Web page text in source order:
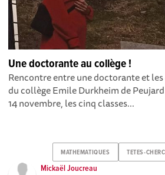
Une doctorante au collège !
Rencontre entre une doctorante et
du collège Emile Durkheim de
14 novembre, les cinq classes...
MATHEMATIQUES TETES-
Mickaël Joucreau